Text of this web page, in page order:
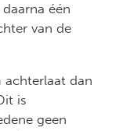
één
van de
achterlaat dan
is
geen